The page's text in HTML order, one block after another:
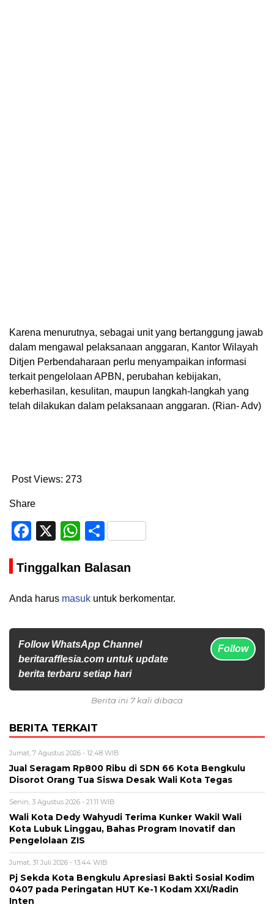
Karena menurutnya, sebagai unit yang bertanggung jawab
dalam mengawal pelaksanaan anggaran, Kantor Wilayah
Ditjen Perbendaharaan perlu menyampaikan informasi
terkait pengelolaan APBN, perubahan kebijakan,
keberhasilan, kesulitan, maupun langkah-langkah yang
telah dilakukan dalam pelaksanaan anggaran. (Rian- Adv)
Post Views: 273
Share
Facebook
X WhatsApp
Share
Tinggalkan Balasan
Anda harus masuk untuk berkomentar.
Follow WhatsApp Channel
beritarafflesia.com untuk update
berita terbaru setiap hari
Follow
Berita ini 7 kali dibaca
BERITA TERKAIT
Jumat, 7 Agustus 2026 - 12:48 WIB
Jual Seragam Rp800 Ribu di SDN 66 Kota Bengkulu
Disorot Orang Tua Siswa Desak Wali Kota Tegas
Senin, 3 Agustus 2026 - 21:11 WIB
Wali Kota Dedy Wahyudi Terima Kunker Wakil Wali
Kota Lubuk Linggau, Bahas Program Inovatif dan
Pengelolaan ZIS
Jumat, 31 Juli 2026 - 13:44 WIB
Pj Sekda Kota Bengkulu Apresiasi Bakti Sosial Kodim
0407 pada Peringatan HUT Ke-1 Kodam XXI/Radin
Inten